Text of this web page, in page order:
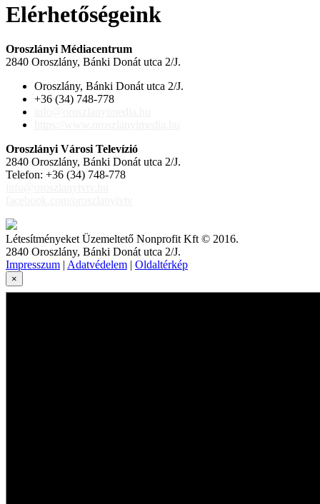
Elérhetőségeink
Oroszlányi Médiacentrum
2840 Oroszlány, Bánki Donát utca 2/J.
Oroszlány, Bánki Donát utca 2/J.
+36 (34) 748-778
Oroszlányi Városi Televízió
2840 Oroszlány, Bánki Donát utca 2/J.
Telefon: +36 (34) 748-778
Létesítményeket Üzemeltető Nonprofit Kft © 2016.
2840 Oroszlány, Bánki Donát utca 2/J.
Impresszum | Adatvédelem | Oldaltérkép
×